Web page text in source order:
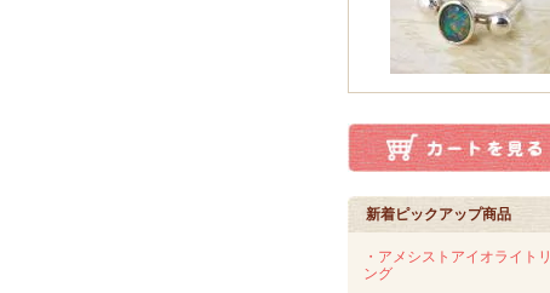
新着ピックアップ商品
・アメシストアイオライトリ
ング